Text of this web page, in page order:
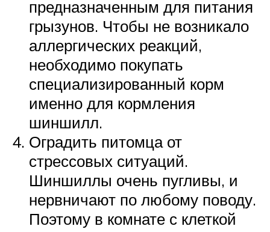
предназначенным для питания
грызунов. Чтобы не возникало
аллергических реакций,
необходимо покупать
специализированный корм
именно для кормления
шиншилл.
Оградить питомца от
стрессовых ситуаций.
Шиншиллы очень пугливы, и
нервничают по любому поводу.
Поэтому в комнате с клеткой